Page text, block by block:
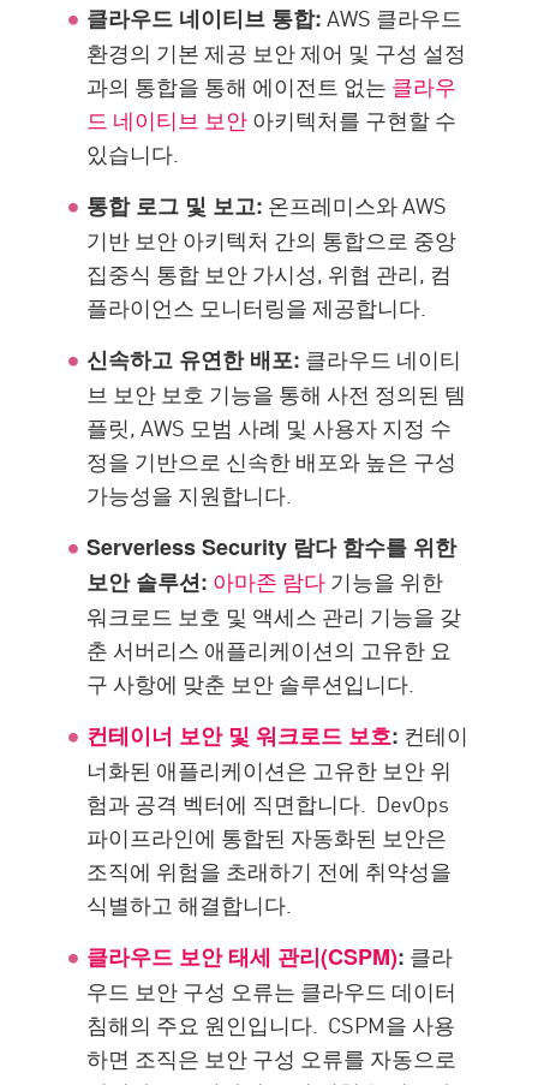
클라우드 네이티브 통합:AWS 클라우드
환경의 기본 제공 보안 제어 및 구성 설정
과의 통합을 통해 에이전트 없는 클라우
드 네이티브 보안아키텍처를 구현할 수
있습니다.
통합 로그 및 보고: 온프레미스와 AWS
기반 보안 아키텍처 간의 통합으로 중앙
집중식 통합 보안 가시성, 위협 관리, 컴
플라이언스 모니터링을 제공합니다.
신속하고 유연한 배포: 클라우드 네이티
브 보안 보호 기능을 통해 사전 정의된 템
플릿, AWS 모범 사례 및 사용자 지정 수
정을 기반으로 신속한 배포와 높은 구성
가능성을 지원합니다.
Serverless Security 람다 함수를 위한
보안 솔루션: 아마존 람다기능을 위한
워크로드 보호 및 액세스 관리 기능을 갖
춘 서버리스 애플리케이션의 고유한 요
구 사항에 맞춘 보안 솔루션입니다.
컨테이너 보안 및 워크로드 보호: 컨테이
너화된 애플리케이션은 고유한 보안 위
험과 공격 벡터에 직면합니다. DevOps
파이프라인에 통합된 자동화된 보안은
조직에 위험을 초래하기 전에 취약성을
식별하고 해결합니다.
클라우드 보안 태세 관리(CSPM): 클라
우드 보안 구성 오류는 클라우드 데이터
침해의 주요 원인입니다. CSPM을 사용
하면 조직은 보안 구성 오류를 자동으로